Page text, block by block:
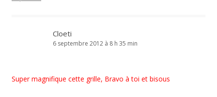
Cloeti
6 septembre 2012 à 8 h 35 min
Super magnifique cette grille, Bravo à toi et bisous